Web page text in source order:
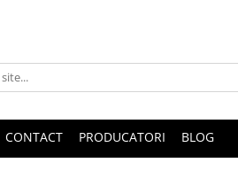
CONTACT PRODUCATORI BLOG